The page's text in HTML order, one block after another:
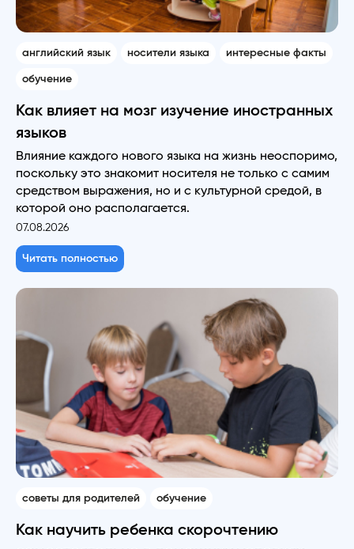
английский язык носители языка интересные факты
обучение
Как влияет на мозг изучение иностранных
языков
Влияние каждого нового языка на жизнь неоспоримо,
поскольку это знакомит носителя не только с самим
средством выражения, но и с культурной средой, в
которой оно располагается.
07.08.2026
Читать полностью
советы для родителей обучение
Как научить ребенка скорочтению